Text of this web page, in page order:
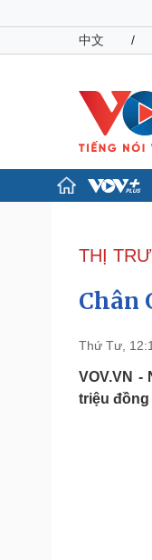
中文
/
Đảng
Tổ chức
Nhận diện
Pháp luật
Vụ án
THỊ
Chân
Thứ Tư,
VOV.VN
triệu